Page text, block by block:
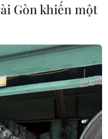
Gòn khiến một